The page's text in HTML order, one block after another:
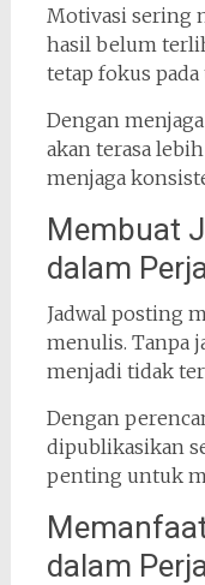
Motivasi sering
hasil belum
tetap fokus pada
Dengan
akan terasa
menjaga
Membuat
dalam
Jadwal posting
menulis. Tanpa
menjadi tidak
Dengan
dipublikasikan
penting untuk
dalam